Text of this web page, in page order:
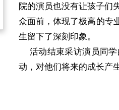
院的演员也没有让孩子们
众面前，体现了极高的专
生留下了深刻印象。
活动结束采访演员同学
动，对他们将来的成长产